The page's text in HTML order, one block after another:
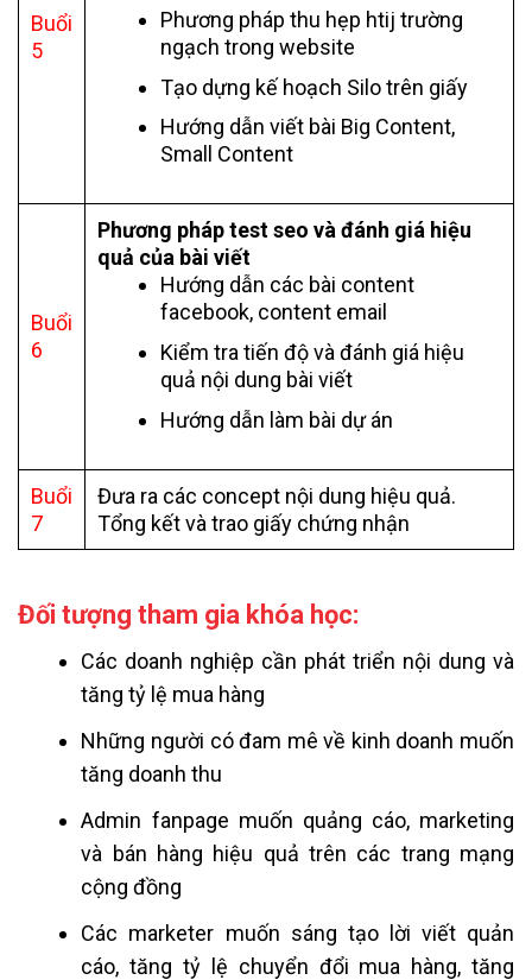
Buổi
5
Phương pháp thu hẹp htij trường
ngạch trong website
Tạo dựng kế hoạch Silo trên giấy
Hướng dẫn viết bài Big Content,
Small Content
Buổi
6
Phương pháp test seo và đánh giá hiệu
quả của bài viết
Hướng dẫn các bài content
facebook, content email
Kiểm tra tiến độ và đánh giá hiệu
quả nội dung bài viết
Hướng dẫn làm bài dự án
Buổi
7
Đưa ra các concept nội dung hiệu quả.
Tổng kết và trao giấy chứng nhận
Đối tượng tham gia khóa học:
Các doanh nghiệp cần phát triển nội dung và
tăng tỷ lệ mua hàng
Những người có đam mê về kinh doanh muốn
tăng doanh thu
Admin fanpage muốn quảng cáo, marketing
và bán hàng hiệu quả trên các trang mạng
cộng đồng
Các marketer muốn sáng tạo lời viết quản
cáo, tăng tỷ lệ chuyển đổi mua hàng, tăng